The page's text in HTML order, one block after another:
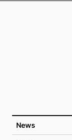
News